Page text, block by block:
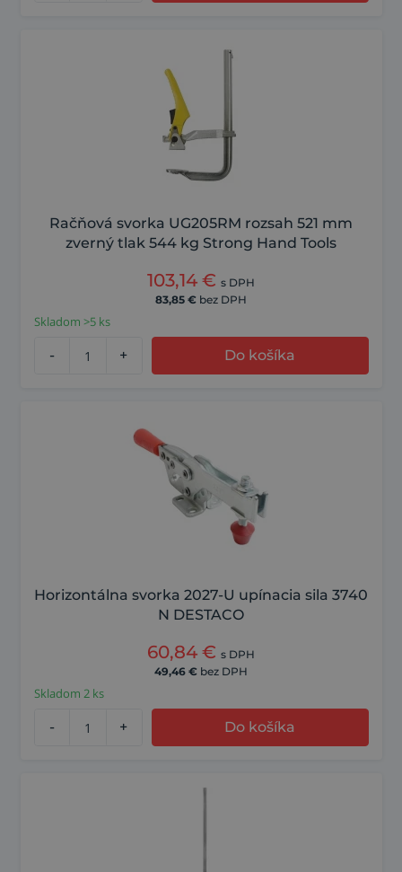
Račňová svorka UG205RM rozsah 521 mm
zverný tlak 544 kg Strong Hand Tools
103,14 € s DPH
83,85 € bez DPH
Skladom >5 ks
- + Do košíka
Horizontálna svorka 2027-U upínacia sila 3740
N DESTACO
60,84 € s DPH
49,46 € bez DPH
Skladom 2 ks
- + Do košíka